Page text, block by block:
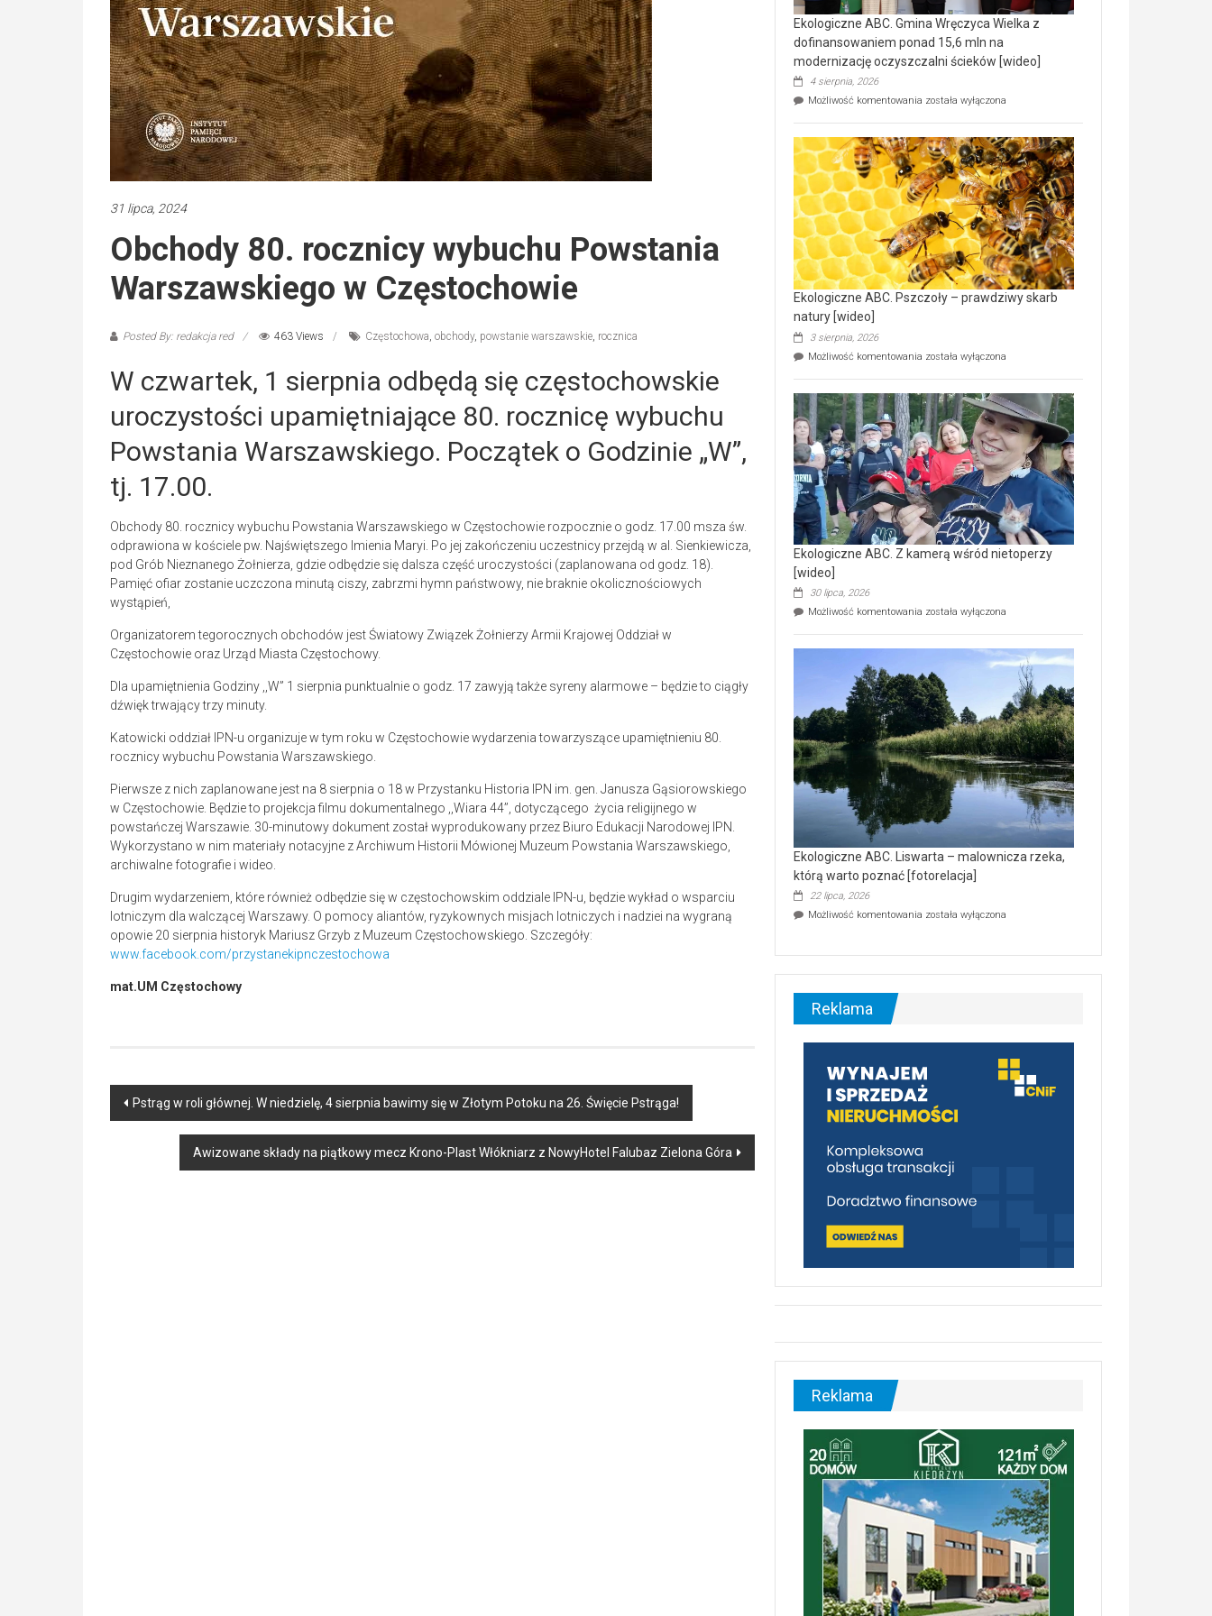
31 lipca, 2024
Obchody 80. rocznicy wybuchu Powstania
Warszawskiego w Częstochowie
Posted By: redakcja red 463 Views Częstochowa, obchody, powstanie warszawskie, rocznica
W czwartek, 1 sierpnia odbędą się częstochowskie
uroczystości upamiętniające 80. rocznicę wybuchu
Powstania Warszawskiego. Początek o Godzinie „W”,
tj. 17.00.
Obchody 80. rocznicy wybuchu Powstania Warszawskiego w Częstochowie rozpocznie o godz. 17.00 msza św.
odprawiona w kościele pw. Najświętszego Imienia Maryi. Po jej zakończeniu uczestnicy przejdą w al. Sienkiewicza,
pod Grób Nieznanego Żołnierza, gdzie odbędzie się dalsza część uroczystości (zaplanowana od godz. 18).
Pamięć ofiar zostanie uczczona minutą ciszy, zabrzmi hymn państwowy, nie braknie okolicznościowych
wystąpień,
Organizatorem tegorocznych obchodów jest Światowy Związek Żołnierzy Armii Krajowej Oddział w
Częstochowie oraz Urząd Miasta Częstochowy.
Dla upamiętnienia Godziny ,,W” 1 sierpnia punktualnie o godz. 17 zawyją także syreny alarmowe – będzie to ciągły
dźwięk trwający trzy minuty.
Katowicki oddział IPN-u organizuje w tym roku w Częstochowie wydarzenia towarzyszące upamiętnieniu 80.
rocznicy wybuchu Powstania Warszawskiego.
Pierwsze z nich zaplanowane jest na 8 sierpnia o 18 w Przystanku Historia IPN im. gen. Janusza Gąsiorowskiego
w Częstochowie. Będzie to projekcja filmu dokumentalnego ,,Wiara 44’’, dotyczącego życia religijnego w
powstańczej Warszawie. 30-minutowy dokument został wyprodukowany przez Biuro Edukacji Narodowej IPN.
Wykorzystano w nim materiały notacyjne z Archiwum Historii Mówionej Muzeum Powstania Warszawskiego,
archiwalne fotografie i wideo.
Drugim wydarzeniem, które również odbędzie się w częstochowskim oddziale IPN-u, będzie wykład o wsparciu
lotniczym dla walczącej Warszawy. O pomocy aliantów, ryzykownych misjach lotniczych i nadziei na wygraną
opowie 20 sierpnia historyk Mariusz Grzyb z Muzeum Częstochowskiego. Szczegóły:
www.facebook.com/przystanekipnczestochowa
mat.UM Częstochowy
Post
navigation
Pstrąg w roli głównej. W niedzielę, 4 sierpnia bawimy się w Złotym Potoku na 26. Święcie Pstrąga!
Awizowane składy na piątkowy mecz Krono-Plast Włókniarz z NowyHotel Falubaz Zielona Góra
Ekologiczne ABC. Gmina Wręczyca Wielka z
dofinansowaniem ponad 15,6 mln na
modernizację oczyszczalni ścieków [wideo]
4 sierpnia, 2026
Możliwość komentowania Ekologiczne
Wręczyca
Wielka
z
dofinansowaniem
ponad
15,6
mln
na
modernizację
oczyszczalni
ścieków
[wideo]
została wyłączona
Ekologiczne ABC. Pszczoły – prawdziwy skarb
natury [wideo]
3 sierpnia, 2026
Możliwość komentowania Ekologiczne
–
prawdziwy
skarb
natury
[wideo]
została wyłączona
Ekologiczne ABC. Z kamerą wśród nietoperzy
[wideo]
30 lipca, 2026
Możliwość komentowania Ekologiczne
wśród
nietoperzy
[wideo]
została wyłączona
Ekologiczne ABC. Liswarta – malownicza rzeka,
którą warto poznać [fotorelacja]
22 lipca, 2026
Możliwość komentowania Ekologiczne
–
malownicza
[fotorelacja]
została wyłączona
Reklama
Reklama